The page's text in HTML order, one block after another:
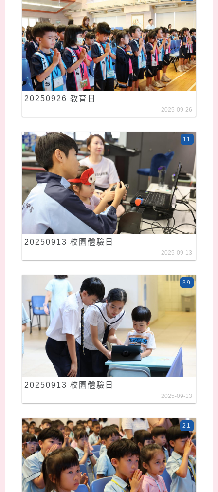
20250926 教育日
2025-09-26
20250913 校園體驗日
11
2025-09-13
20250913 校園體驗日
39
2025-09-13
21